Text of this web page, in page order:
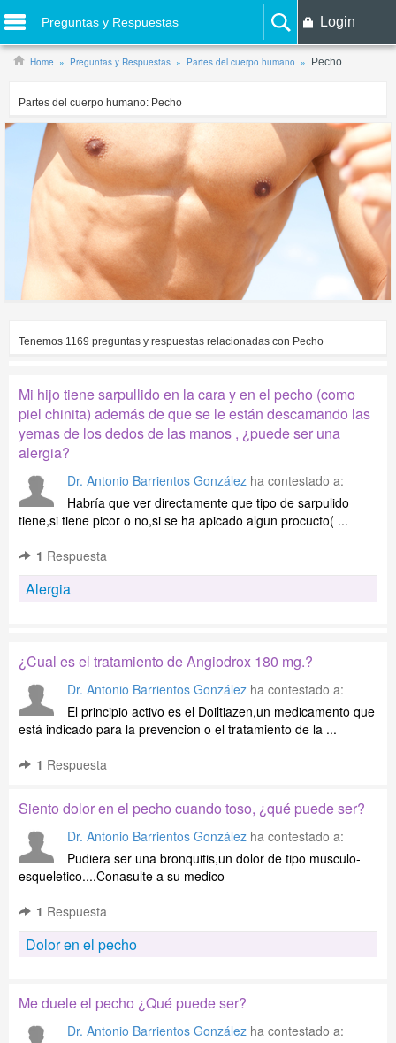
Preguntas y Respuestas Login
Home Preguntas y Respuestas Partes del cuerpo humano Pecho
Partes del cuerpo humano: Pecho
Tenemos 1169 preguntas y respuestas relacionadas con Pecho
Mi hijo tiene sarpullido en la cara y en el pecho (como
piel chinita) además de que se le están descamando las
yemas de los dedos de las manos , ¿puede ser una
alergia?
Dr. Antonio Barrientos González ha contestado a:
Habría que ver directamente que tipo de sarpulido
tiene,si tiene picor o no,si se ha apicado algun procucto( ...
1 Respuesta
Alergia
¿Cual es el tratamiento de Angiodrox 180 mg.?
Dr. Antonio Barrientos González ha contestado a:
El principio activo es el Doiltiazen,un medicamento que
está indicado para la prevencion o el tratamiento de la ...
1 Respuesta
Siento dolor en el pecho cuando toso, ¿qué puede ser?
Dr. Antonio Barrientos González ha contestado a:
Pudiera ser una bronquitis,un dolor de tipo musculo-
esqueletico....Conasulte a su medico
1 Respuesta
Dolor en el pecho
Me duele el pecho ¿Qué puede ser?
Dr. Antonio Barrientos González ha contestado a: